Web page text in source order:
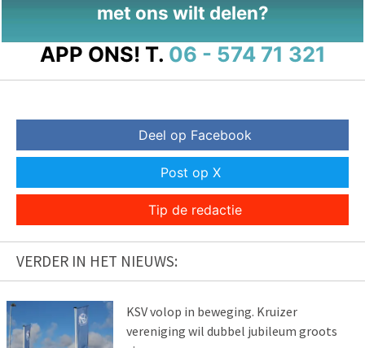
met ons wilt delen?
APP ONS! T. 06 - 574 71 321
Deel op Facebook
Post op X
Tip de redactie
VERDER IN HET NIEUWS:
KSV volop in beweging. Kruizer
vereniging wil dubbel jubileum groots